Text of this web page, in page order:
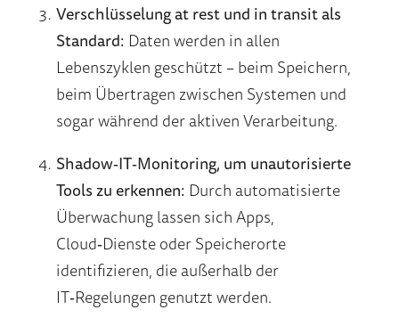
Verschlüsselung at rest und in transit als
Standard: Daten werden in allen
Lebenszyklen geschützt – beim Speichern,
beim Übertragen zwischen Systemen und
sogar während der aktiven Verarbeitung.
Shadow‑IT‑Monitoring, um unautorisierte
Tools zu erkennen: Durch automatisierte
Überwachung lassen sich Apps,
Cloud‑Dienste oder Speicherorte
identifizieren, die außerhalb der
IT‑Regelungen genutzt werden.